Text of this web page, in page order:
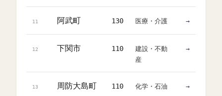
11 阿武町 130 医療・介護 →
12 下関市 110
建設・不動
産
→
13 周防大島町 110 化学・石油 →